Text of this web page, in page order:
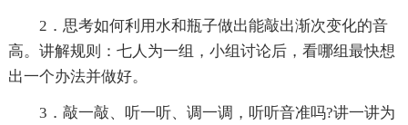
2．思考如何利用水和瓶子做出能敲出渐次变化的音
高。讲解规则：七人为一组，小组讨论后，看哪组最快想
出一个办法并做好。
3．敲一敲、听一听、调一调，听听音准吗?讲一讲为